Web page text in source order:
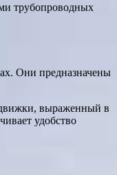
трубопроводных
Они предназначены
выраженный в
удобство